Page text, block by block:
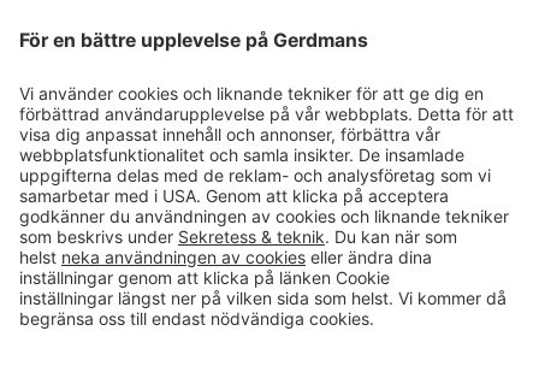
Läsvärt
Kontakt
info@gerdmans.se
0433-740 80
Kundservice öppettider
Vardagar 07.30-17.00